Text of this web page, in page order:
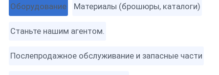
Оборудование Материалы (брошюры, каталоги)
Станьте нашим агентом.
Послепродажное обслуживание и запасные части